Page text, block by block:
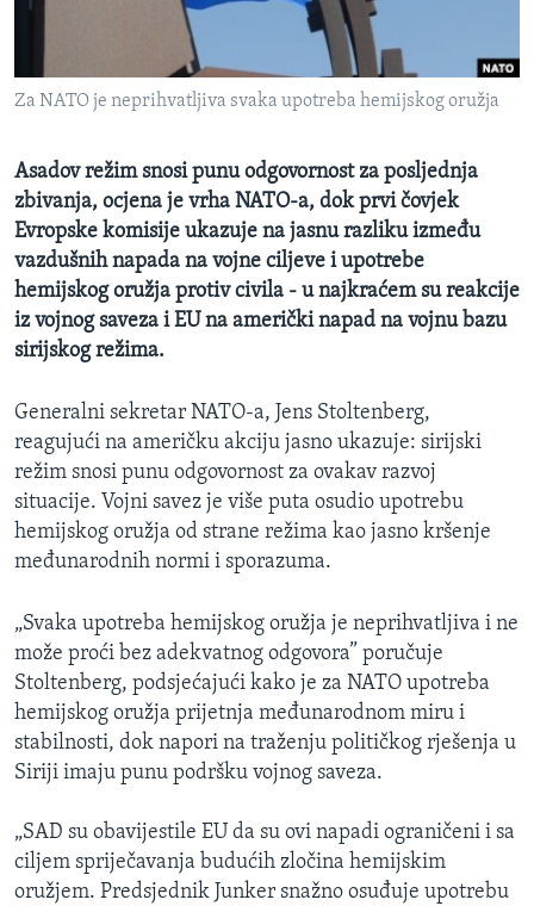
O GLASU AMERIKE
PRATITE NAS
Jezici
Za NATO je neprihvatljiva svaka upotreba hemijskog oružja
Asadov režim snosi punu odgovornost za posljednja
zbivanja, ocjena je vrha NATO-a, dok prvi čovjek
Evropske komisije ukazuje na jasnu razliku između
vazdušnih napada na vojne ciljeve i upotrebe
hemijskog oružja protiv civila - u najkraćem su reakcije
iz vojnog saveza i EU na američki napad na vojnu bazu
sirijskog režima.
Generalni sekretar NATO-a, Jens Stoltenberg,
reagujući na američku akciju jasno ukazuje: sirijski
režim snosi punu odgovornost za ovakav razvoj
situacije. Vojni savez je više puta osudio upotrebu
hemijskog oružja od strane režima kao jasno kršenje
međunarodnih normi i sporazuma.
„Svaka upotreba hemijskog oružja je neprihvatljiva i ne
može proći bez adekvatnog odgovora” poručuje
Stoltenberg, podsjećajući kako je za NATO upotreba
hemijskog oružja prijetnja međunarodnom miru i
stabilnosti, dok napori na traženju političkog rješenja u
Siriji imaju punu podršku vojnog saveza.
„SAD su obavijestile EU da su ovi napadi ograničeni i sa
ciljem spriječavanja budućih zločina hemijskim
oružjem. Predsjednik Junker snažno osuđuje upotrebu